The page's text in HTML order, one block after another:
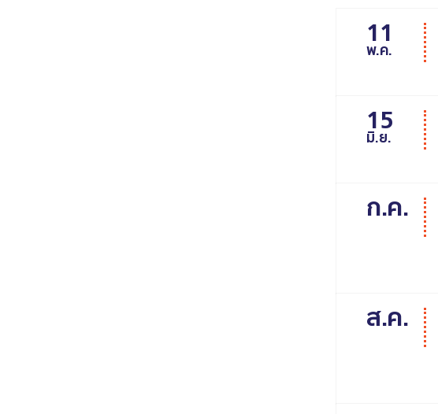
11
พ.ค.
15
มิ.ย.
ก.ค.
ส.ค.